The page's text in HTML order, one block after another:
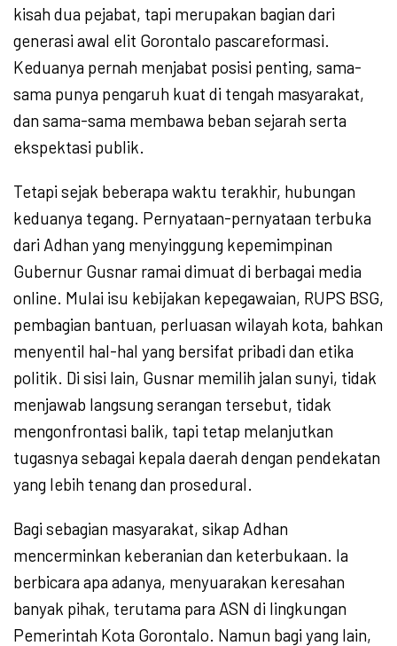
kisah dua pejabat, tapi merupakan bagian dari
generasi awal elit Gorontalo pascareformasi.
Keduanya pernah menjabat posisi penting, sama-
sama punya pengaruh kuat di tengah masyarakat,
dan sama-sama membawa beban sejarah serta
ekspektasi publik.
Tetapi sejak beberapa waktu terakhir, hubungan
keduanya tegang. Pernyataan-pernyataan terbuka
dari Adhan yang menyinggung kepemimpinan
Gubernur Gusnar ramai dimuat di berbagai media
online. Mulai isu kebijakan kepegawaian, RUPS BSG,
pembagian bantuan, perluasan wilayah kota, bahkan
menyentil hal-hal yang bersifat pribadi dan etika
politik. Di sisi lain, Gusnar memilih jalan sunyi, tidak
menjawab langsung serangan tersebut, tidak
mengonfrontasi balik, tapi tetap melanjutkan
tugasnya sebagai kepala daerah dengan pendekatan
yang lebih tenang dan prosedural.
Bagi sebagian masyarakat, sikap Adhan
mencerminkan keberanian dan keterbukaan. Ia
berbicara apa adanya, menyuarakan keresahan
banyak pihak, terutama para ASN di lingkungan
Pemerintah Kota Gorontalo. Namun bagi yang lain,